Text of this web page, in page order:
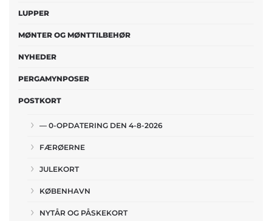
LUPPER
MØNTER OG MØNTTILBEHØR
NYHEDER
PERGAMYNPOSER
POSTKORT
— 0-OPDATERING DEN 4-8-2026
FÆRØERNE
JULEKORT
KØBENHAVN
NYTÅR OG PÅSKEKORT